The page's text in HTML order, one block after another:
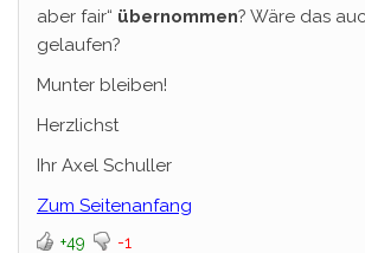
aber fair“ übernommen? Wäre das
gelaufen?
Munter bleiben!
Herzlichst
Ihr Axel Schuller
Zum Seitenanfang
+49 -1